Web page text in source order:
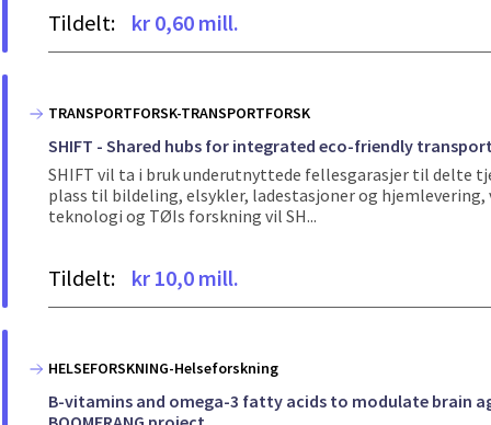
Tildelt: kr 0,60 mill.
TRANSPORTFORSK-TRANSPORTFORSK
SHIFT - Shared hubs for integrated eco-friendly
SHIFT vil ta i bruk underutnyttede fellesgarasjer til delte
plass til bildeling, elsykler, ladestasjoner og
teknologi og TØIs forskning vil SH...
Tildelt: kr 10,0 mill.
HELSEFORSKNING-Helseforskning
B-vitamins and omega-3 fatty acids to modulate brain